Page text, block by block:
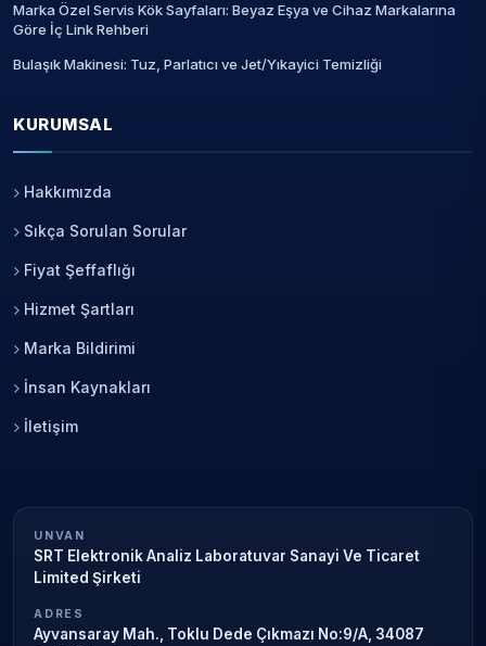
Marka Özel Servis Kök Sayfaları: Beyaz Eşya ve Cihaz Markalarına
Göre İç Link Rehberi
Bulaşık Makinesi: Tuz, Parlatıcı ve Jet/Yıkayici Temizliği
KURUMSAL
Hakkımızda
Sıkça Sorulan Sorular
Fiyat Şeffaflığı
Hizmet Şartları
Marka Bildirimi
İnsan Kaynakları
İletişim
UNVAN
SRT Elektronik Analiz Laboratuvar Sanayi Ve Ticaret
Limited Şirketi
ADRES
Ayvansaray Mah., Toklu Dede Çıkmazı No:9/A, 34087